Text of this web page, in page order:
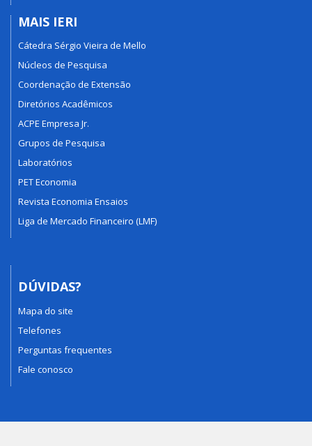
MAIS IERI
Cátedra Sérgio Vieira de Mello
Núcleos de Pesquisa
Coordenação de Extensão
Diretórios Acadêmicos
ACPE Empresa Jr.
Grupos de Pesquisa
Laboratórios
PET Economia
Revista Economia Ensaios
Liga de Mercado Financeiro (LMF)
DÚVIDAS?
Mapa do site
Telefones
Perguntas frequentes
Fale conosco